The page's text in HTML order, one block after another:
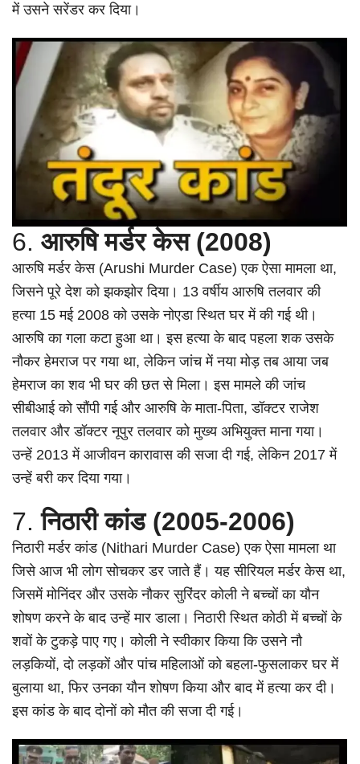
में उसने सरेंडर कर दिया।
6. आरुषि मर्डर केस (2008)
आरुषि मर्डर केस (Arushi Murder Case) एक ऐसा मामला था,
जिसने पूरे देश को झकझोर दिया। 13 वर्षीय आरुषि तलवार की
हत्या 15 मई 2008 को उसके नोएडा स्थित घर में की गई थी।
आरुषि का गला कटा हुआ था। इस हत्या के बाद पहला शक उसके
नौकर हेमराज पर गया था, लेकिन जांच में नया मोड़ तब आया जब
हेमराज का शव भी घर की छत से मिला। इस मामले की जांच
सीबीआई को सौंपी गई और आरुषि के माता-पिता, डॉक्टर राजेश
तलवार और डॉक्टर नूपुर तलवार को मुख्य अभियुक्त माना गया।
उन्हें 2013 में आजीवन कारावास की सजा दी गई, लेकिन 2017 में
उन्हें बरी कर दिया गया।
7.निठारी कांड (2005-2006)
निठारी मर्डर कांड (Nithari Murder Case) एक ऐसा मामला था
जिसे आज भी लोग सोचकर डर जाते हैं। यह सीरियल मर्डर केस था,
जिसमें मोनिंदर और उसके नौकर सुरिंदर कोली ने बच्चों का यौन
शोषण करने के बाद उन्हें मार डाला। निठारी स्थित कोठी में बच्चों के
शवों के टुकड़े पाए गए। कोली ने स्वीकार किया कि उसने नौ
लड़कियों, दो लड़कों और पांच महिलाओं को बहला-फुसलाकर घर में
बुलाया था, फिर उनका यौन शोषण किया और बाद में हत्या कर दी।
इस कांड के बाद दोनों को मौत की सजा दी गई।